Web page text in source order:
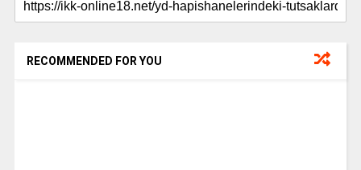
RECOMMENDED FOR YOU